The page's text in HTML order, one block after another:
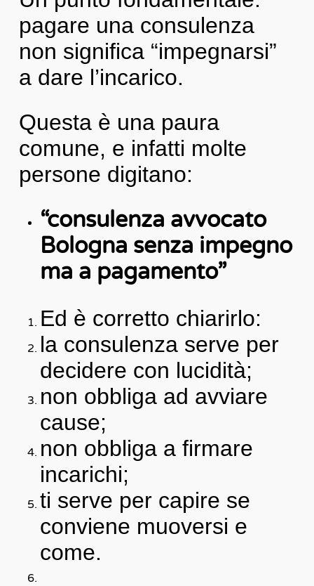
pagare una consulenza
non significa “impegnarsi”
a dare l’incarico.
Questa è una paura
comune, e infatti molte
persone digitano:
“consulenza avvocato
Bologna senza impegno
ma a pagamento”
Ed è corretto chiarirlo:
la consulenza serve per
decidere con lucidità;
non obbliga ad avviare
cause;
non obbliga a firmare
incarichi;
ti serve per capire se
conviene muoversi e
come.